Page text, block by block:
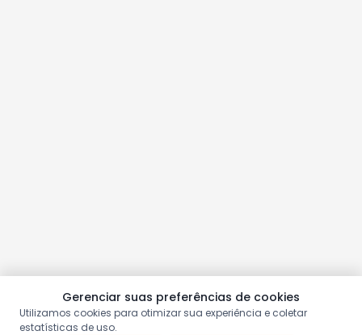
Gerenciar suas preferências de cookies
Utilizamos cookies para otimizar sua experiência e coletar
estatísticas de uso.